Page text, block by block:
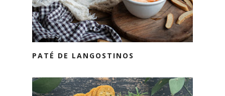
PATÉ DE LANGOSTINOS